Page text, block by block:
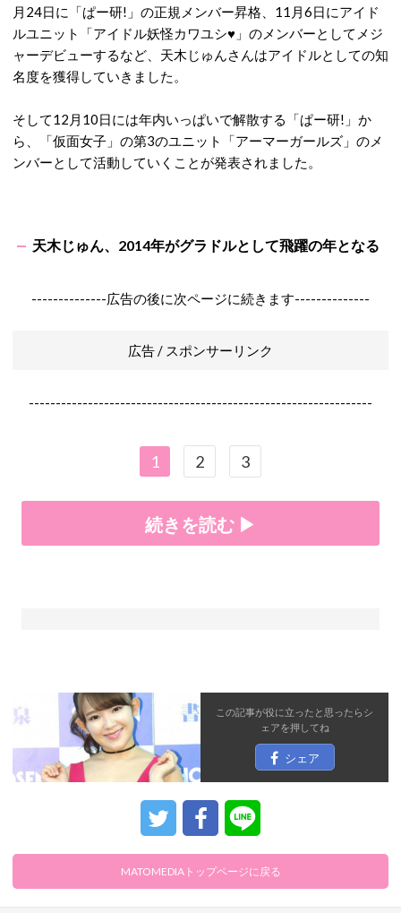
月24日に「ぱー研!」の正規メンバー昇格、11月6日にアイド
ルユニット「アイドル妖怪カワユシ♥」のメンバーとしてメジ
ャーデビューするなど、天木じゅんさんはアイドルとしての知
名度を獲得していきました。
そして12月10日には年内いっぱいで解散する「ぱー研!」か
ら、「仮面女子」の第3のユニット「アーマーガールズ」のメ
ンバーとして活動していくことが発表されました。
天木じゅん、2014年がグラドルとして飛躍の年となる
--------------広告の後に次ページに続きます--------------
広告 / スポンサーリンク
----------------------------------------------------------------
1 2 3
続きを読む ▶
この記事が役に立ったと思ったらシ
ェアを押してね
シェア
MATOMEDIAトップページに戻る